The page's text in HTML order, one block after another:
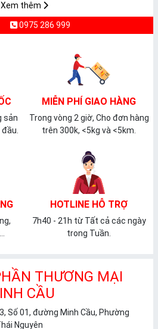
Xem thêm
0975 286 999
sản
MIỄN PHÍ GIAO HÀNG
Trong vòng 2 giờ, Cho đơn hàng
trên 300k, <5kg và <5km.
HOTLINE HỖ TRỢ
7h40 - 21h từ Tất cả các ngày
trong Tuần.
THƯƠNG MẠI
CẦU
Số 01, đường Minh Cầu, Phường
Nguyên